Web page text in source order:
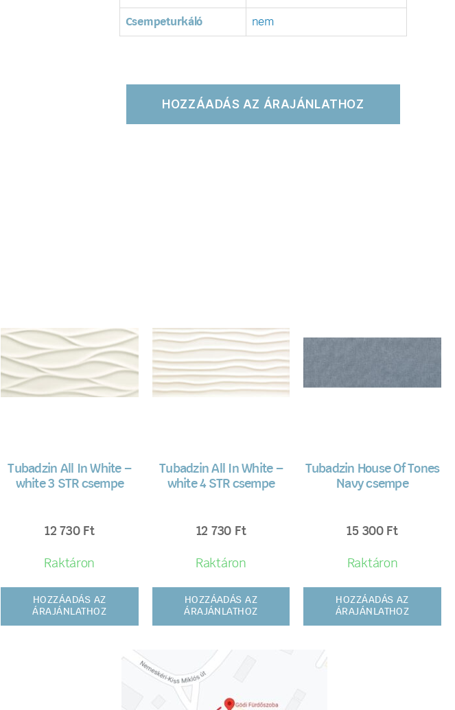
Csempeturkáló nem
HOZZÁADÁS AZ ÁRAJÁNLATHOZ
Tubadzin All In White –
white 3 STR csempe
12 730 Ft
Raktáron
HOZZÁADÁS AZ
ÁRAJÁNLATHOZ
Tubadzin All In White –
white 4 STR csempe
12 730 Ft
Raktáron
HOZZÁADÁS AZ
ÁRAJÁNLATHOZ
Tubadzin House Of Tones
Navy csempe
15 300 Ft
Raktáron
HOZZÁADÁS AZ
ÁRAJÁNLATHOZ